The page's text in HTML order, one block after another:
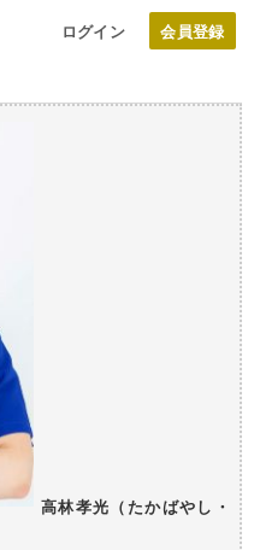
ログイン
高林孝光（たかばやし・